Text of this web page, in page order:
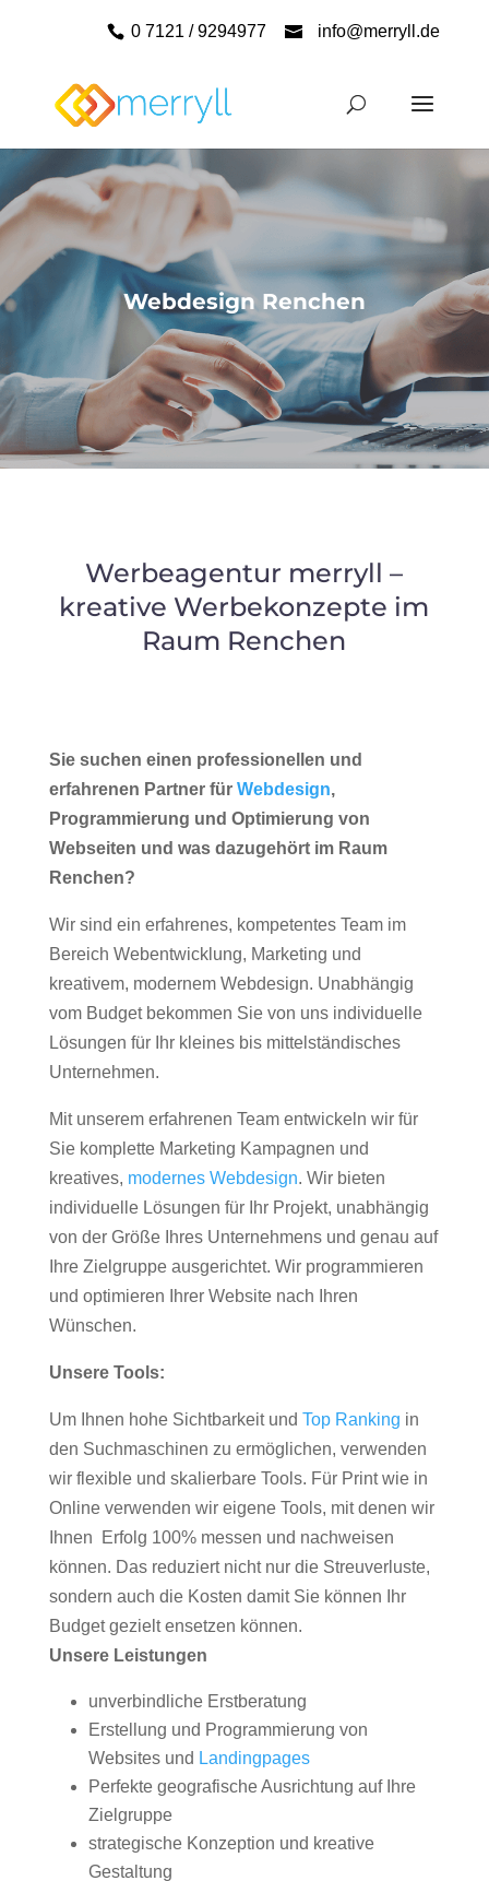
0 7121 / 9294977 info@merryll.de
Webdesign Renchen
Werbeagentur merryll –
kreative Werbekonzepte im
Raum Renchen
Sie suchen einen professionellen und
erfahrenen Partner für Webdesign,
Programmierung und Optimierung von
Webseiten und was dazugehört im Raum
Renchen?
Wir sind ein erfahrenes, kompetentes Team im
Bereich Webentwicklung, Marketing und
kreativem, modernem Webdesign. Unabhängig
vom Budget bekommen Sie von uns individuelle
Lösungen für Ihr kleines bis mittelständisches
Unternehmen.
Mit unserem erfahrenen Team entwickeln wir für
Sie komplette Marketing Kampagnen und
kreatives, modernes Webdesign. Wir bieten
individuelle Lösungen für Ihr Projekt, unabhängig
von der Größe Ihres Unternehmens und genau auf
Ihre Zielgruppe ausgerichtet. Wir programmieren
und optimieren Ihrer Website nach Ihren
Wünschen.
Unsere Tools:
Um Ihnen hohe Sichtbarkeit und Top Ranking in
den Suchmaschinen zu ermöglichen, verwenden
wir flexible und skalierbare Tools. Für Print wie in
Online verwenden wir eigene Tools, mit denen wir
Ihnen Erfolg 100% messen und nachweisen
können. Das reduziert nicht nur die Streuverluste,
sondern auch die Kosten damit Sie können Ihr
Budget gezielt ensetzen können.
Unsere Leistungen
unverbindliche Erstberatung
Erstellung und Programmierung von
Websites und Landingpages
Perfekte geografische Ausrichtung auf Ihre
Zielgruppe
strategische Konzeption und kreative
Gestaltung